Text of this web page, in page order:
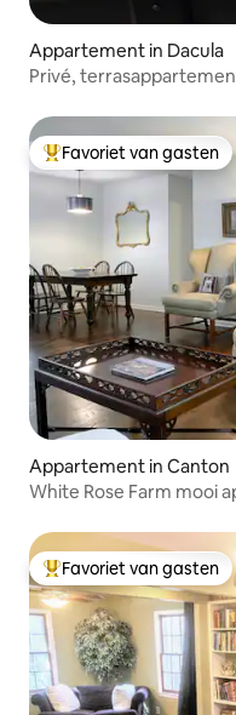
Appartement in Dacula
Privé,
Topfavoriet van gasten
Favoriet van gasten
Appartement in Canton
White Rose Farm mooi
Topfavoriet van gasten
Favoriet van gasten